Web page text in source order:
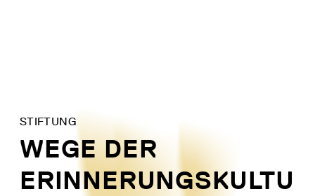
STIFTUNG
WEGE DER
ERINNERUNGSKULTUR